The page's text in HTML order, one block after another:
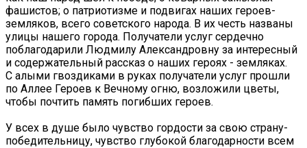
фашистов; о патриотизме и подвигах наших героев-
земляков, всего советского народа. В их честь названы
улицы нашего города. Получатели услуг сердечно
поблагодарили Людмилу Александровну за интересный
и содержательный рассказ о наших героях - земляках.
С алыми гвоздиками в руках получатели услуг прошли
по Аллее Героев к Вечному огню, возложили цветы,
чтобы почтить память погибших героев.
У всех в душе было чувство гордости за свою страну-
победительницу, чувство глубокой благодарности всем